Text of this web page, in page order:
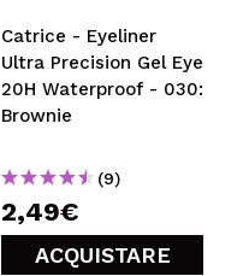
Catrice - Eyeliner
Ultra Precision Gel Eye
20H Waterproof - 030:
Brownie
(9)
2,49€
ACQUISTARE